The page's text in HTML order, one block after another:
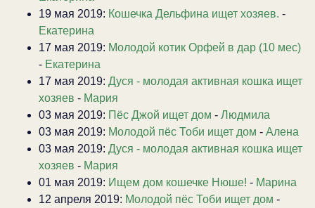
19 мая 2019: Кошечка Дельфина ищет хозяев. -
Екатерина
17 мая 2019: Молодой котик Орфей в дар (10 мес)
- Екатерина
17 мая 2019: Дуся - молодая активная кошка ищет
хозяев - Мария
03 мая 2019: Пёс Джой ищет дом - Людмила
03 мая 2019: Молодой пёс Тоби ищет дом - Алена
03 мая 2019: Дуся - молодая активная кошка ищет
хозяев - Мария
01 мая 2019: Ищем дом кошечке Нюше! - Марина
12 апреля 2019: Молодой пёс Тоби ищет дом -